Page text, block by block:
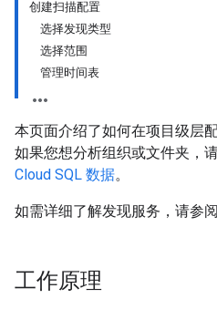
创建扫描配置
选择发现类型
选择范围
管理时间表
本页面介绍了如何在项目级层
如果您想分析组织或文件夹，
Cloud SQL 数据。
如需详细了解发现服务，请参阅
工作原理